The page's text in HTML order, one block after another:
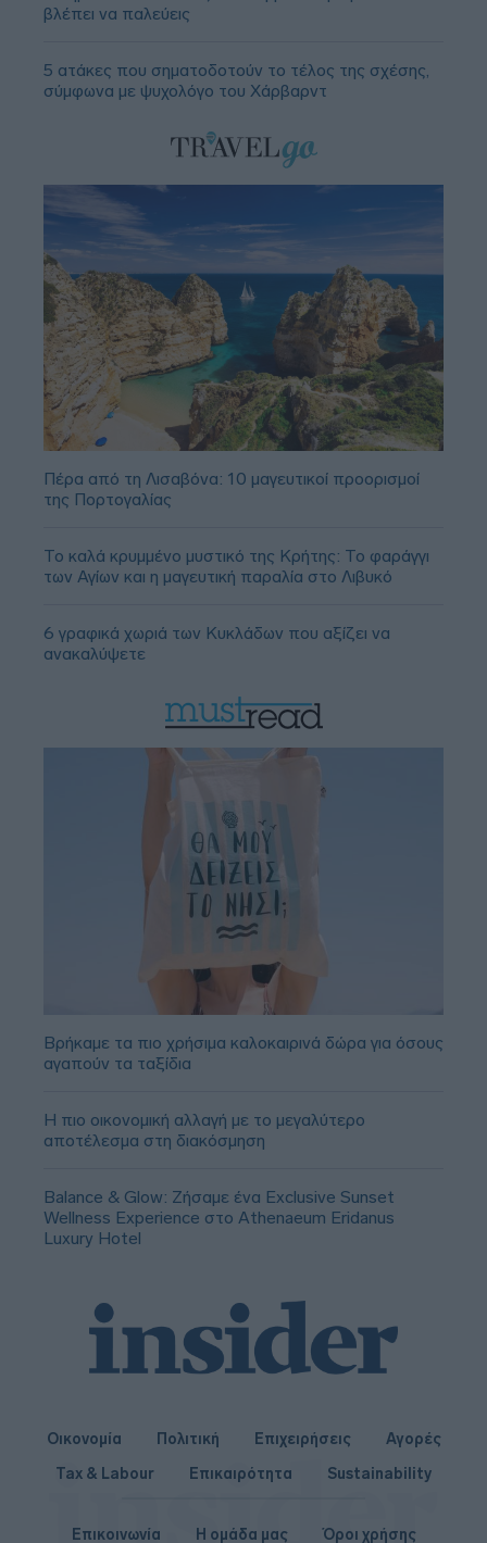
βλέπει να παλεύεις
5 ατάκες που σηματοδοτούν το τέλος της σχέσης,
σύμφωνα με ψυχολόγο του Χάρβαρντ
Πέρα από τη Λισαβόνα: 10 μαγευτικοί προορισμοί
της Πορτογαλίας
Το καλά κρυμμένο μυστικό της Κρήτης: Το φαράγγι
των Αγίων και η μαγευτική παραλία στο Λιβυκό
6 γραφικά χωριά των Κυκλάδων που αξίζει να
ανακαλύψετε
Βρήκαμε τα πιο χρήσιμα καλοκαιρινά δώρα για όσους
αγαπούν τα ταξίδια
Η πιο οικονομική αλλαγή με το μεγαλύτερο
αποτέλεσμα στη διακόσμηση
Balance & Glow: Ζήσαμε ένα Exclusive Sunset
Wellness Experience στο Athenaeum Eridanus
Luxury Hotel
Οικονομία Πολιτική Επιχειρήσεις
Αγορές
Tax & Labour
Επικαιρότητα Sustainability
Επικοινωνία Η ομάδα μας Όροι χρήσης